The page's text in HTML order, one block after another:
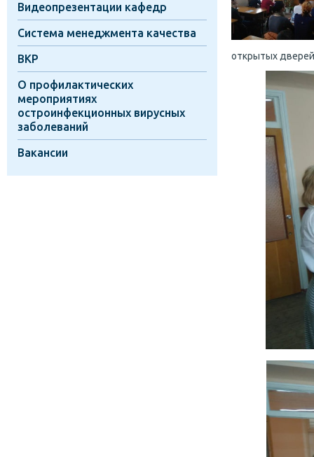
открытых
Видеопрезентации кафедр
Система менеджмента качества
ВКР
О профилактических
мероприятиях
остроинфекционных вирусных
заболеваний
Вакансии